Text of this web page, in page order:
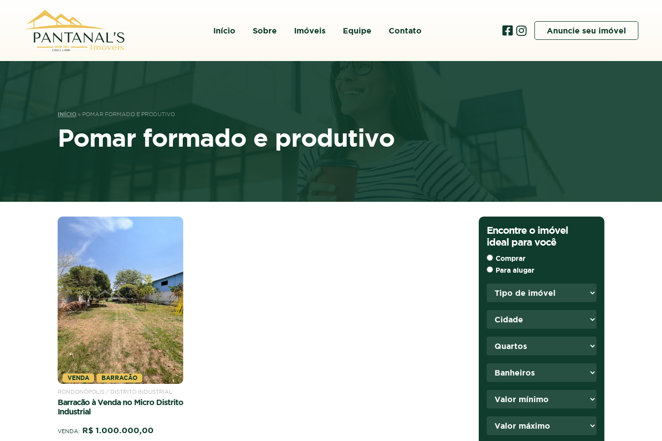
Início Sobre Imóveis Equipe Contato Anuncie seu imóvel
INÍCIO » POMAR FORMADO E PRODUTIVO
Pomar formado e produtivo
VENDA BARRACÃO
RONDONÓPOLIS / DISTRITO INDUSTRIAL
Barracão à Venda no Micro Distrito
Industrial
VENDA: R$ 1.000.000,00
Encontre o imóvel
ideal para você
Comprar
Para alugar